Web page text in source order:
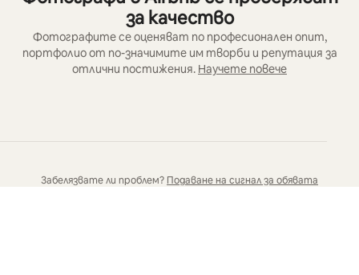
за качество
Фотографите се оценяват по професионален опит,
портфолио от по-значимите им творби и репутация за
отлични постижения. Научете повече
Забелязвате ли проблем? Подаване на сигнал за обявата